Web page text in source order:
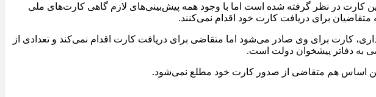
این کارت در نظر گرفته شده است اما با وجود همه پیش‌بینی‌های لازم گاهی کارت‌های ملی
برای دریافت کارت خود اقدام نمی‌کنند.
برای وی صادر می‌شود اما متقاضی برای دریافت کارت اقدام نمی‌کند و تعدادی از
به دفاتر پیشخوان دولت است.
اساس هم متقاضی از صدور کارت خود مطلع نمی‌شود.